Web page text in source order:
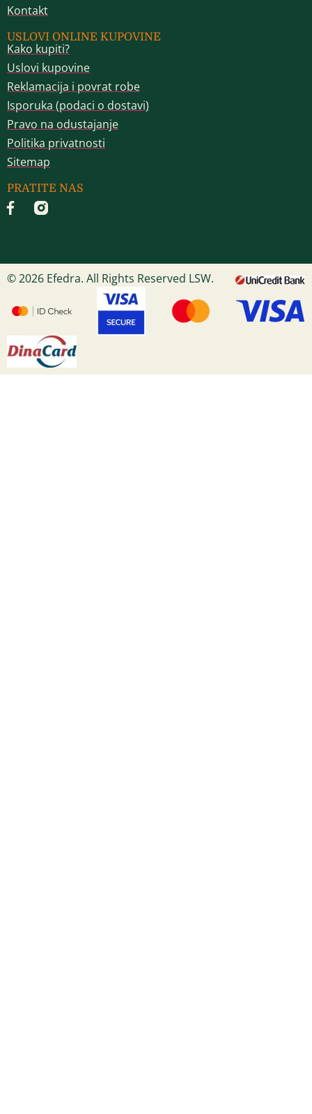
Kontakt
USLOVI ONLINE KUPOVINE
Kako kupiti?
Uslovi kupovine
Reklamacija i povrat robe
Isporuka (podaci o dostavi)
Pravo na odustajanje
Politika privatnosti
Sitemap
PRATITE NAS
© 2026 Efedra. All Rights Reserved LSW.